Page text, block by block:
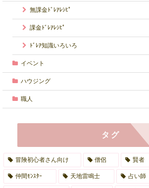
無課金ﾄﾞﾚｱﾚｼﾋﾟ
課金ﾄﾞﾚｱﾚｼﾋﾟ
ﾄﾞﾚｱ知識いろいろ
イベント
ハウジング
職人
タグ
冒険初心者さん向け 僧侶 賢者
仲間ﾓﾝｽﾀｰ 天地雷鳴士 占い師